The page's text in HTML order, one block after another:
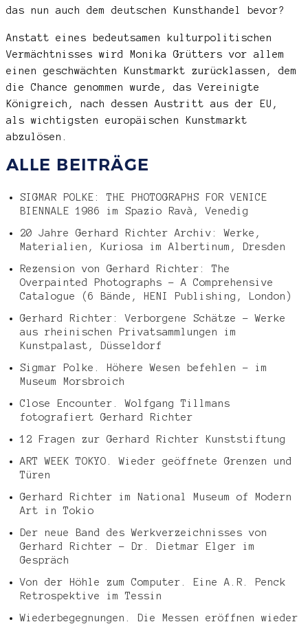
das nun auch dem deutschen Kunsthandel bevor?
Anstatt eines bedeutsamen kulturpolitischen
Vermächtnisses wird Monika Grütters vor allem
einen geschwächten Kunstmarkt zurücklassen, dem
die Chance genommen wurde, das Vereinigte
Königreich, nach dessen Austritt aus der EU,
als wichtigsten europäischen Kunstmarkt
abzulösen.
ALLE BEITRÄGE
SIGMAR POLKE: THE PHOTOGRAPHS FOR VENICE
BIENNALE 1986 im Spazio Ravà, Venedig
20 Jahre Gerhard Richter Archiv: Werke,
Materialien, Kuriosa im Albertinum, Dresden
Rezension von Gerhard Richter: The
Overpainted Photographs – A Comprehensive
Catalogue (6 Bände, HENI Publishing, London)
Gerhard Richter: Verborgene Schätze – Werke
aus rheinischen Privatsammlungen im
Kunstpalast, Düsseldorf
Sigmar Polke. Höhere Wesen befehlen – im
Museum Morsbroich
Close Encounter. Wolfgang Tillmans
fotografiert Gerhard Richter
12 Fragen zur Gerhard Richter Kunststiftung
ART WEEK TOKYO. Wieder geöffnete Grenzen und
Türen
Gerhard Richter im National Museum of Modern
Art in Tokio
Der neue Band des Werkverzeichnisses von
Gerhard Richter – Dr. Dietmar Elger im
Gespräch
Von der Höhle zum Computer. Eine A.R. Penck
Retrospektive im Tessin
Wiederbegegnungen. Die Messen eröffnen wieder